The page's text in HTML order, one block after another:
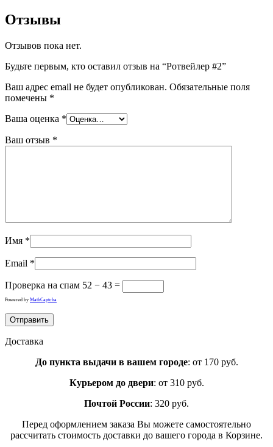
Отзывы
Отзывов пока нет.
Будьте первым, кто оставил отзыв на “Ротвейлер #2”
Ваш адрес email не будет опубликован. Обязательные поля
помечены *
Ваша оценка *
Ваш отзыв *
Имя *
Email *
Проверка на спам 52 − 43 =
Powered by MathCaptcha
Доставка
До пункта выдачи в вашем городе: от 170 руб.
Курьером до двери: от 310 руб.
Почтой России: 320 руб.
Перед оформлением заказа Вы можете самостоятельно
рассчитать стоимость доставки до вашего города в Корзине.